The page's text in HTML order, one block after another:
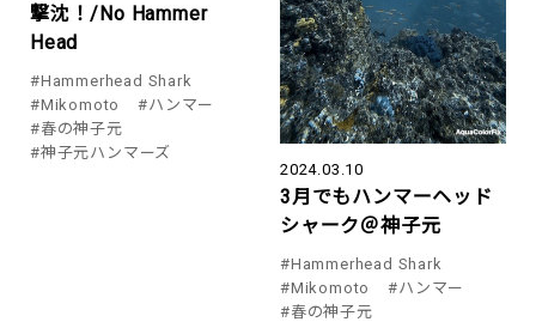
撃沈！/No Hammer
Head
#Hammerhead Shark
#Mikomoto
#ハンマー
#春の神子元
#神子元ハンマーズ
2024.03.10
3月でもハンマーヘッド
シャーク＠神子元
#Hammerhead Shark
#Mikomoto
#ハンマー
#春の神子元